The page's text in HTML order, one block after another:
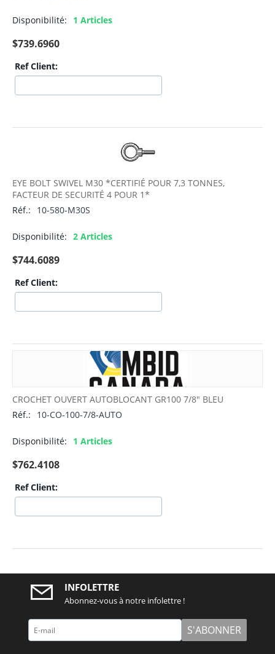
Disponibilité: 1 Articles
$739.6960
Ref Client:
EYE BOLT SWIVEL M30 *CERTIFIÉ POUR 7,3 TONNES,
FACTEUR DE SECURITÉ 4 POUR 1*
Réf.:
10-580-M30S
Disponibilité: 2 Articles
$744.6089
Ref Client:
CROCHET OUVERT AUTOBLOCANT GR100 7/8" BLEU
Réf.:
10-CO-100-7/8-AUTO
Disponibilité: 1 Articles
$762.4108
Ref Client:
INFOLETTRE
Abonnez-vous à notre infolettre !
S'ABONNER